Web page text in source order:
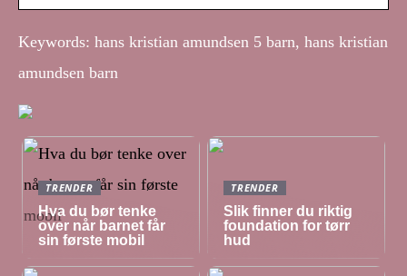
Keywords: hans kristian amundsen 5 barn, hans kristian
amundsen barn
TRENDER
Hva du bør tenke
over når barnet får
sin første mobil
TRENDER
Slik finner du riktig
foundation for tørr
hud